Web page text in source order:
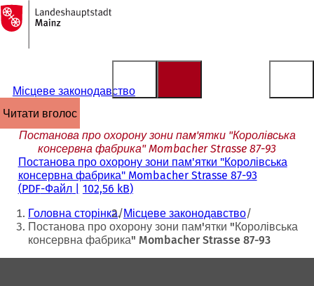
Перейти до змісту
На
головну
сторінку
Місцеве законодавство
читати вголос
Постанова про охорону зони пам'ятки "Королівська
консервна фабрика" Mombacher Strasse 87-93
Постанова про охорону зони пам'ятки "Королівська
консервна фабрика" Mombacher Strasse 87-93
PDF-Файл 102,56 kB
Ти
тут:
Головна сторінка Місцеве законодавство
Постанова про охорону зони пам'ятки "Королівська
консервна фабрика" Mombacher Strasse 87-93